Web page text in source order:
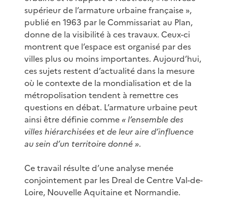
supérieur de l’armature urbaine française »,
publié en 1963 par le Commissariat au Plan,
donne de la visibilité à ces travaux. Ceux-ci
montrent que l’espace est organisé par des
villes plus ou moins importantes. Aujourd’hui,
ces sujets restent d’actualité dans la mesure
où le contexte de la mondialisation et de la
métropolisation tendent à remettre ces
questions en débat. L’armature urbaine peut
ainsi être définie comme « l’ensemble des
villes hiérarchisées et de leur aire d’influence
au sein d’un territoire donné ».
Ce travail résulte d’une analyse menée
conjointement par les Dreal de Centre Val-de-
Loire, Nouvelle Aquitaine et Normandie.